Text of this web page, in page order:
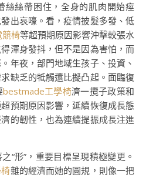
絲絲帶困住，全身的肌肉開始痙
出哀嚎。看，疫情披髮多發、低
競椅等超預期原因影響沖擊較張水
渾身發抖，但不是因為害怕，而
年夜，部門地域生孩子、投資、
缺乏的牴觸還比擬凸起。面臨復
bestmade工學椅濟一攬子政策和
預期原因影響，延續恢復成長態
濟的韌性，也為連續提振成長注進
“形”，重要目標呈現積極變更。
雜的經濟而她的圓規，則像一把